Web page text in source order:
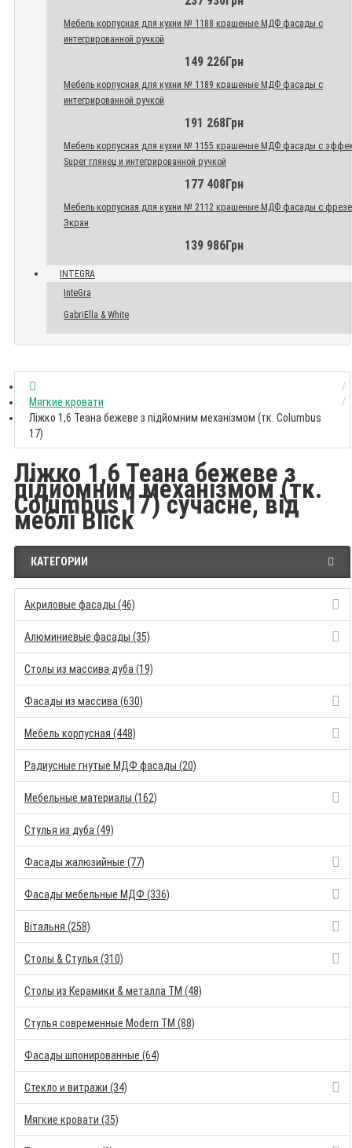
Мебель корпусная для кухни № 1188 крашеные МДФ фасады с
интегрированной ручкой
149 226Грн
Мебель корпусная для кухни № 1189 крашеные МДФ фасады с
интегрированной ручкой
191 268Грн
Мебель корпусная для кухни № 1155 крашеные МДФ фасады с
Super глянец и интегрированной ручкой
177 408Грн
Мебель корпусная для кухни № 2112 крашеные МДФ фасады с
Экран
139 986Грн
INTEGRA
InteGra
GabriElla & White
Мягкие кровати
Ліжко 1,6 Теана бежеве з підйомним механізмом (тк. Columbus
17)
Ліжко 1,6 Теана бежеве з
підйомним механізмом (тк.
Columbus 17) сучасне, від
меблі Blick
КАТЕГОРИИ
Акриловые фасады (46)
Алюминиевые фасады (35)
Столы из массива дуба (19)
Фасады из массива (630)
Мебель корпусная (448)
Радиусные гнутые МДФ фасады (20)
Мебельные материалы (162)
Стулья из дуба (49)
Фасады жалюзийные (77)
Фасады мебельные МДФ (336)
Вітальня (258)
Столы & Стулья (310)
Столы из Керамики & металла TM (48)
Стулья современные Modern TM (88)
Фасады шпонированные (64)
Стекло и витражи (34)
Мягкие кровати (35)